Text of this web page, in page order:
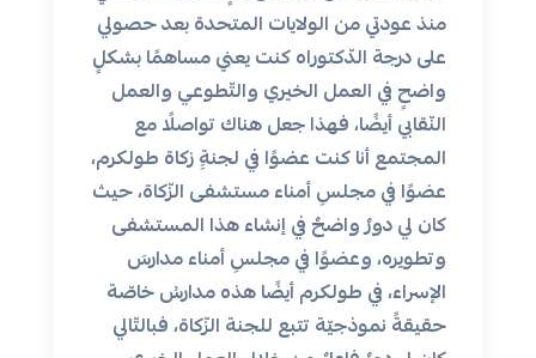
منذ عودتي من الولايات المتحدة بعد حصولي
على درجة الدّكتوراه كنت يعني مساهمًا بشكلٍ
واضحٍ في العمل الخيري والتّطوعي والعمل
النّقابي أيضًا، فهذا جعل هناك تواصلًا مع
المجتمع أنا كنت عضوًا في لجنةِِ زكاة طولكرم،
عضوًا في مجلسِ أمناء مستشفى الزّكاة، حيث
كان لي دورٌ واضحٌ في إنشاء هذا المستشفى
وتطويره، وعضوًا في مجلسِ أمناء مدارسَ
الإسراء، في طولكرم أيضًا هذه مدارسُ خاصّة
حقيقةً نموذجيّة تتبع للجنة الزّكاة، فبالتّالي